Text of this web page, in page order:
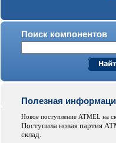
Поиск компонентов
Полезная
Новое поступление ATMEL на
Поступила новая партия
склад.